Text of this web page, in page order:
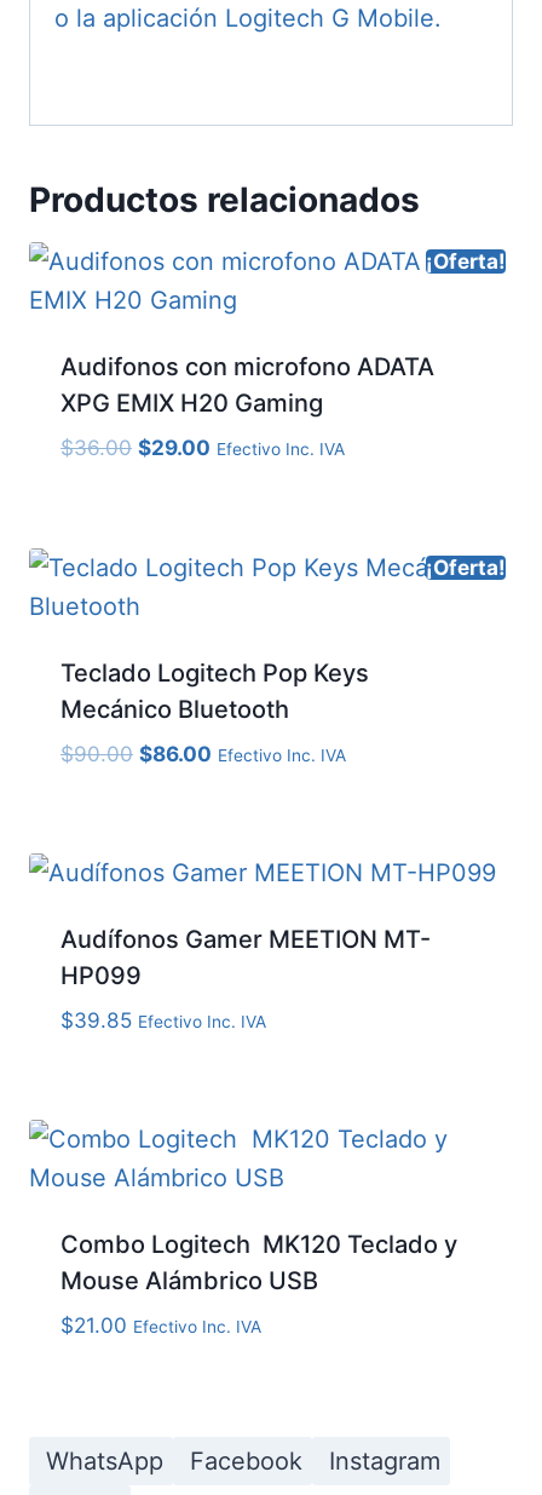
o la aplicación Logitech G Mobile.
Productos relacionados
¡Oferta!
Audifonos con microfono ADATA
XPG EMIX H20 Gaming
$36.00 El
$36.00.
$29.00 El
$29.00.
Efectivo Inc. IVA
¡Oferta!
Teclado Logitech Pop Keys
Mecánico Bluetooth
$90.00 El
$90.00.
$86.00 El
$86.00.
Efectivo Inc. IVA
Audífonos Gamer MEETION MT-
HP099
$39.85 Efectivo Inc. IVA
Combo Logitech MK120 Teclado y
Mouse Alámbrico USB
$21.00 Efectivo Inc. IVA
WhatsApp Facebook Instagram